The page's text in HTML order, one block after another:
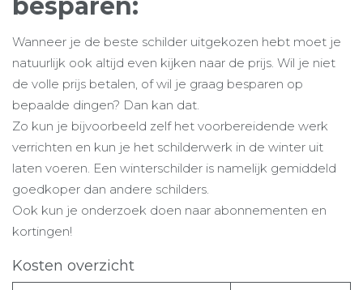
besparen:
Wanneer je de beste schilder uitgekozen hebt moet je
natuurlijk ook altijd even kijken naar de prijs. Wil je niet
de volle prijs betalen, of wil je graag besparen op
bepaalde dingen? Dan kan dat.
Zo kun je bijvoorbeeld zelf het voorbereidende werk
verrichten en kun je het schilderwerk in de winter uit
laten voeren. Een winterschilder is namelijk gemiddeld
goedkoper dan andere schilders.
Ook kun je onderzoek doen naar abonnementen en
kortingen!
Kosten overzicht